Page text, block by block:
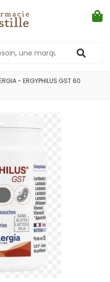
- ERGYPHILUS GST 60